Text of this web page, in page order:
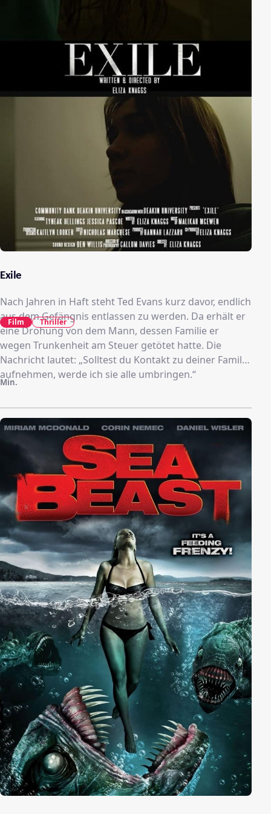
Exile
Nach Jahren in Haft steht Ted Evans kurz davor, endlich
aus dem Gefängnis entlassen zu werden. Da erhält er
eine Drohung von dem Mann, dessen Familie er
wegen Trunkenheit am Steuer getötet hatte. Die
Nachricht lautet: „Solltest du Kontakt zu deiner Familie
aufnehmen, werde ich sie alle umbringen.“
Min.
Film Thriller